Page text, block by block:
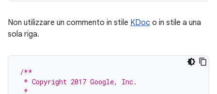
Non utilizzare un commento in stile KDoc o in stile a una
sola riga.
/**
* Copyright 2017 Google, Inc.
*